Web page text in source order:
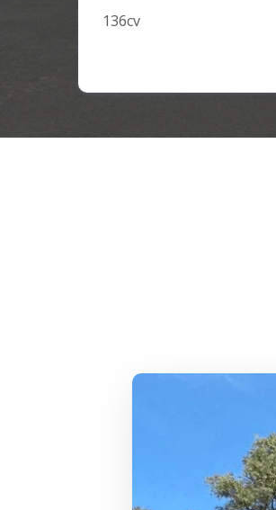
136cv